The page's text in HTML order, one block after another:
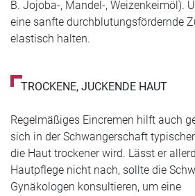
B. Jojoba-, Mandel-, Weizenkeimöl).
eine sanfte durchblutungsfördernde
elastisch halten.
TROCKENE, JUCKENDE HAUT
Regelmäßiges Eincremen hilft auch
sich in der Schwangerschaft
die Haut trockener wird. Lässt er
Hautpflege nicht nach, sollte die
Gynäkologen konsultieren, um eine